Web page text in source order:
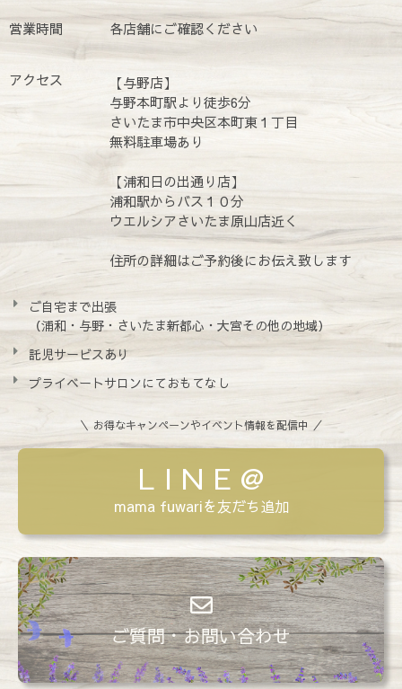
営業時間 各店舗にご確認ください
アクセス
【与野店】
与野本町駅より徒歩6分
さいたま市中央区本町東１丁目
無料駐車場あり
【浦和日の出通り店】
浦和駅からバス１０分
ウエルシアさいたま原山店近く
住所の詳細はご予約後にお伝え致します
ご自宅まで出張
（浦和・与野・さいたま新都心・大宮その他の地域）
託児サービスあり
プライベートサロンにておもてなし
＼ お得なキャンペーンやイベント情報を配信中 ／
L I N E @
mama fuwariを友だち追加
ご質問・お問い合わせ